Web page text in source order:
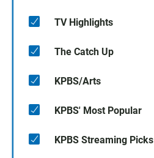
TV Highlights
The Catch Up
KPBS/Arts
KPBS' Most Popular
KPBS Streaming Picks